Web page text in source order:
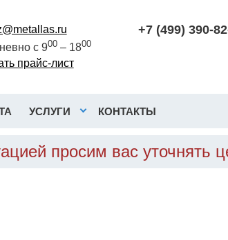
с 900– 1800
прайс-лист
+7 (499) 390-
УСЛУГИ КОНТАКТЫ
просим вас